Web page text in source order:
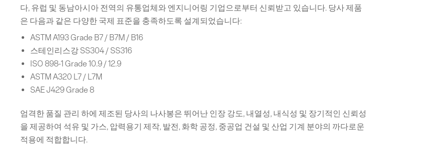
다, 유럽 및 동남아시아 전역의 유통업체와 엔지니어링 기업으로부터 신뢰받고 있습니다. 당사 제품
은 다음과 같은 다양한 국제 표준을 충족하도록 설계되었습니다:
ASTM A193 Grade B7 / B7M / B16
스테인리스강 SS304 / SS316
ISO 898-1 Grade 10.9 / 12.9
ASTM A320 L7 / L7M
SAE J429 Grade 8
엄격한 품질 관리 하에 제조된 당사의 나사봉은 뛰어난 인장 강도, 내열성, 내식성 및 장기적인 신뢰성
을 제공하여 석유 및 가스, 압력용기 제작, 발전, 화학 공정, 중공업 건설 및 산업 기계 분야의 까다로운
적용에 적합합니다.